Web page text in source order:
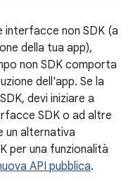
interfacce non SDK (a
della tua app),
non SDK comporta
dell'app. Se la
devi iniziare a
SDK o ad altre
un alternativa
per una funzionalità
API pubblica.